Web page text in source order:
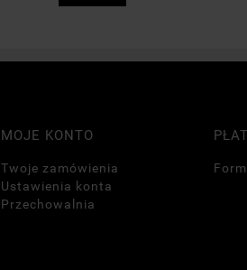
MOJE KONTO
Twoje zamówienia
Ustawienia konta
Przechowalnia